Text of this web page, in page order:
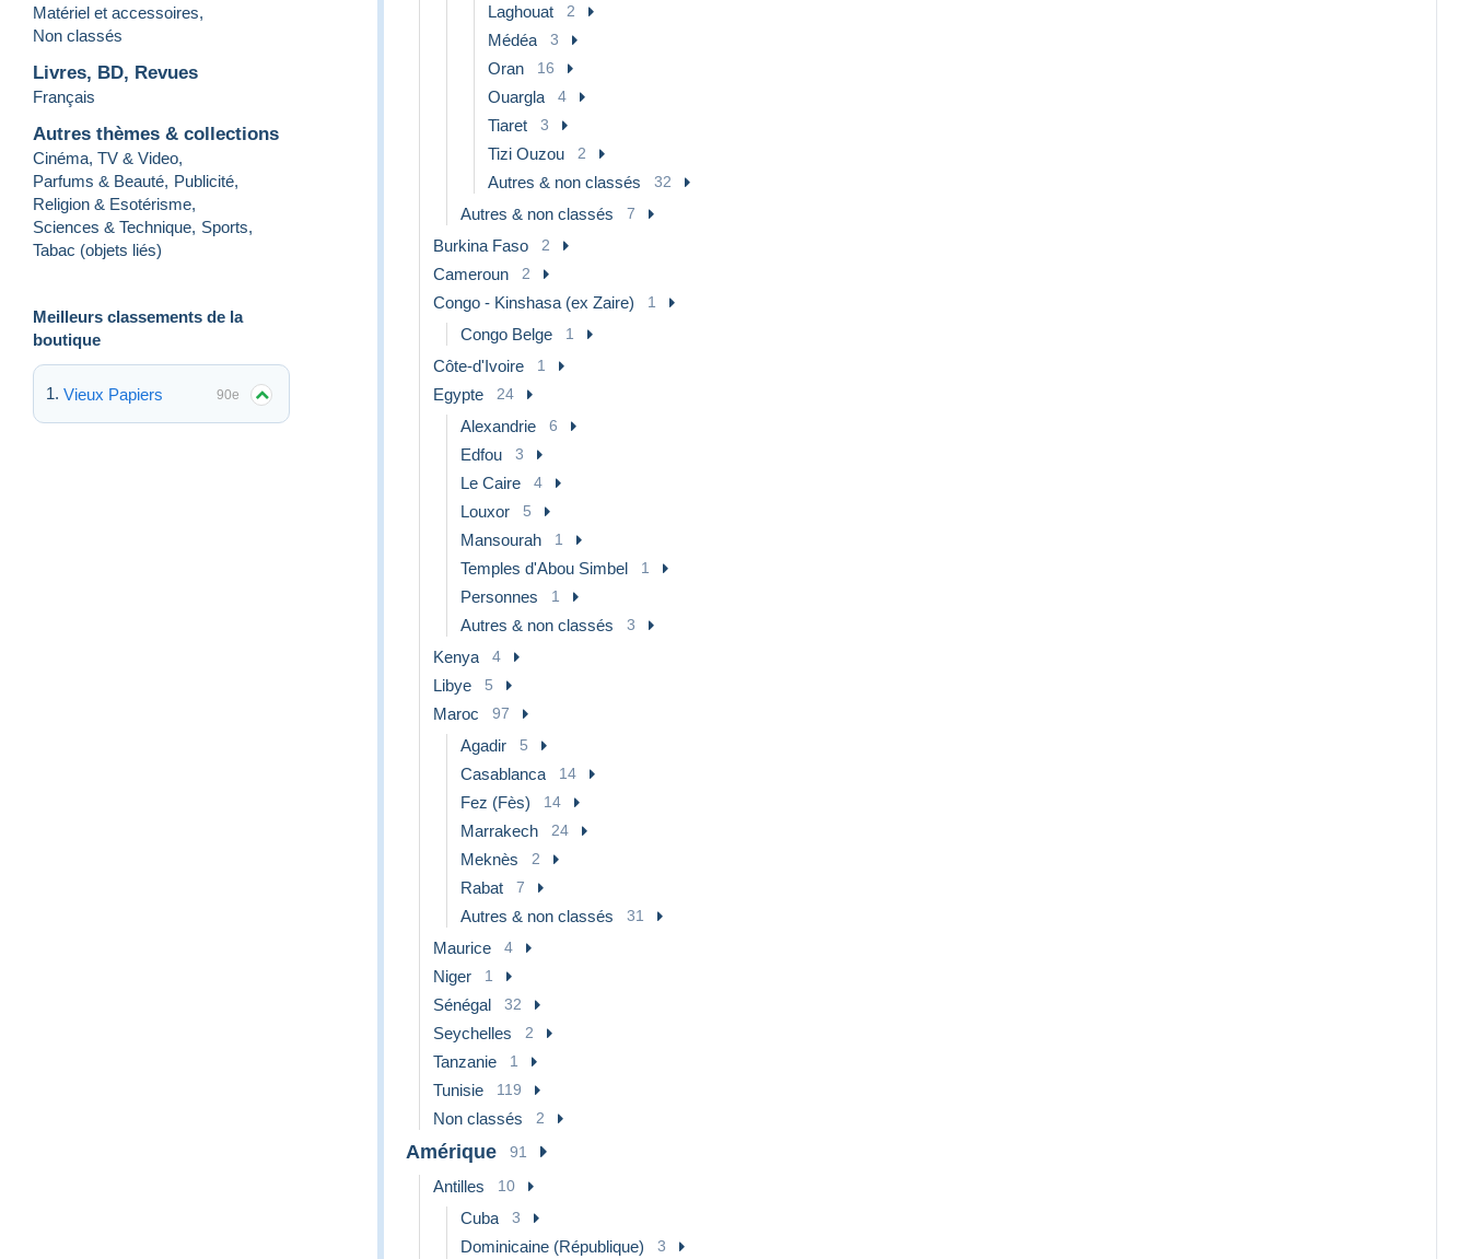
Matériel et accessoires,
Non classés
Livres, BD, Revues
Français
Autres thèmes & collections
Cinéma, TV & Video,
Parfums & Beauté, Publicité,
Religion & Esotérisme,
Sciences & Technique, Sports,
Tabac (objets liés)
Meilleurs classements de la
boutique
Vieux Papiers 90e
Laghouat 2
Médéa 3
Oran 16
Ouargla 4
Tiaret 3
Tizi Ouzou 2
Autres & non classés 32
Autres & non classés 7
Burkina Faso 2
Cameroun 2
Congo - Kinshasa (ex Zaire) 1
Congo Belge 1
Côte-d'Ivoire 1
Egypte 24
Alexandrie 6
Edfou 3
Le Caire 4
Louxor 5
Mansourah 1
Temples d'Abou Simbel 1
Personnes 1
Autres & non classés 3
Kenya 4
Libye 5
Maroc 97
Agadir 5
Casablanca 14
Fez (Fès) 14
Marrakech 24
Meknès 2
Rabat 7
Autres & non classés 31
Maurice 4
Niger 1
Sénégal 32
Seychelles 2
Tanzanie 1
Tunisie 119
Non classés 2
Amérique 91
Antilles 10
Cuba 3
Dominicaine (République) 3